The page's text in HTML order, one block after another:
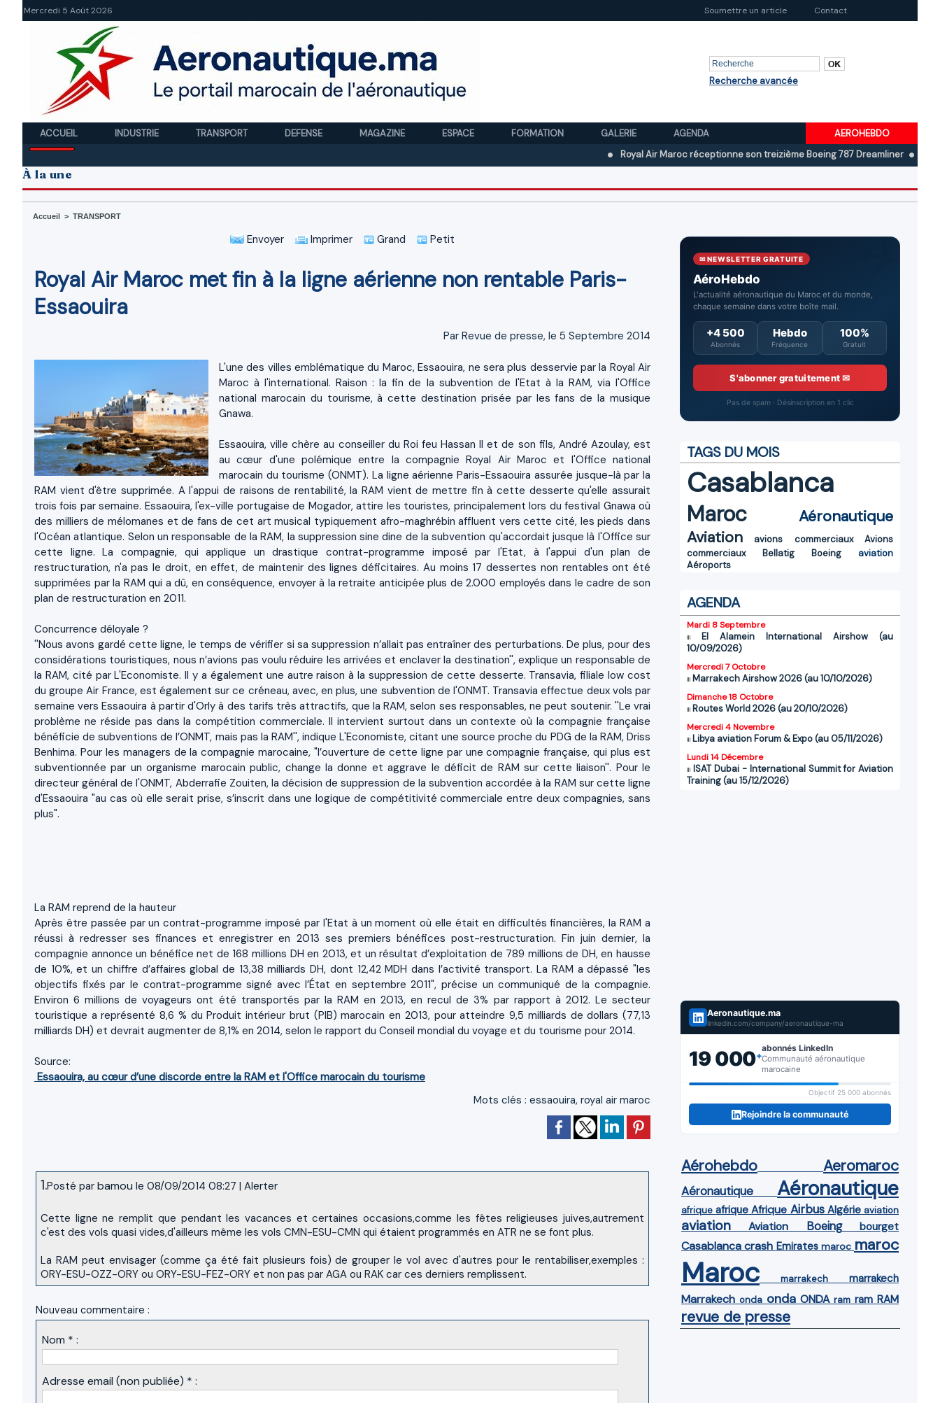
Mercredi 5 Août 2026 Soumettre un article Contact
Recherche avancée
ACCUEIL INDUSTRIE TRANSPORT DEFENSE MAGAZINE ESPACE FORMATION GALERIE AGENDA
AEROHEBDO
Royal Air Maroc réceptionne son treizième Boeing 787 Dreamliner
Boeing au
À la une
Accueil > TRANSPORT
Envoyer Imprimer Grand Petit
Royal Air Maroc met fin à la ligne aérienne non rentable Paris-
Essaouira
Par Revue de presse, le 5 Septembre 2014
L'une des villes emblématique du Maroc, Essaouira, ne sera plus desservie par la Royal Air
Maroc à l'international. Raison : la fin de la subvention de l'Etat à la RAM, via l'Office
national marocain du tourisme, à cette destination prisée par les fans de la musique
Gnawa.
Essaouira, ville chère au conseiller du Roi feu Hassan II et de son fils, André Azoulay, est
au cœur d'une polémique entre la compagnie Royal Air Maroc et l'Office national
marocain du tourisme (ONMT). La ligne aérienne Paris-Essaouira assurée jusque-là par la
RAM vient d'être supprimée. A l'appui de raisons de rentabilité, la RAM vient de mettre fin à cette desserte qu'elle assurait
trois fois par semaine. Essaouira, l'ex-ville portugaise de Mogador, attire les touristes, principalement lors du festival Gnawa où
des milliers de mélomanes et de fans de cet art musical typiquement afro-maghrébin affluent vers cette cité, les pieds dans
l'Océan atlantique. Selon un responsable de la RAM, la suppression sine dine de la subvention qu'accordait jusque là l'Office sur
cette ligne. La compagnie, qui applique un drastique contrat-programme imposé par l'Etat, à l'appui d'un plan de
restructuration, n'a pas le droit, en effet, de maintenir des lignes déficitaires. Au moins 17 dessertes non rentables ont été
supprimées par la RAM qui a dû, en conséquence, envoyer à la retraite anticipée plus de 2.000 employés dans le cadre de son
plan de restructuration en 2011.
Concurrence déloyale ?
''Nous avons gardé cette ligne, le temps de vérifier si sa suppression n’allait pas entraîner des perturbations. De plus, pour des
considérations touristiques, nous n’avions pas voulu réduire les arrivées et enclaver la destination'', explique un responsable de
la RAM, cité par L'Economiste. Il y a également une autre raison à la suppression de cette desserte. Transavia, filiale low cost
du groupe Air France, est également sur ce créneau, avec, en plus, une subvention de l'ONMT. Transavia effectue deux vols par
semaine vers Essaouira à partir d'Orly à des tarifs très attractifs, que la RAM, selon ses responsables, ne peut soutenir. ''Le vrai
problème ne réside pas dans la compétition commerciale. Il intervient surtout dans un contexte où la compagnie française
bénéficie de subventions de l’ONMT, mais pas la RAM'', indique L'Economiste, citant une source proche du PDG de la RAM, Driss
Benhima. Pour les managers de la compagnie marocaine, "l’ouverture de cette ligne par une compagnie française, qui plus est
subventionnée par un organisme marocain public, change la donne et aggrave le déficit de RAM sur cette liaison''. Pour le
directeur général de l'ONMT, Abderrafie Zouiten, la décision de suppression de la subvention accordée à la RAM sur cette ligne
d'Essaouira "au cas où elle serait prise, s’inscrit dans une logique de compétitivité commerciale entre deux compagnies, sans
plus".
La RAM reprend de la hauteur
Après être passée par un contrat-programme imposé par l'Etat à un moment où elle était en difficultés financières, la RAM a
réussi à redresser ses finances et enregistrer en 2013 ses premiers bénéfices post-restructuration. Fin juin dernier, la
compagnie annonce un bénéfice net de 168 millions DH en 2013, et un résultat d’exploitation de 789 millions de DH, en hausse
de 10%, et un chiffre d’affaires global de 13,38 milliards DH, dont 12,42 MDH dans l’activité transport. La RAM a dépassé "les
objectifs fixés par le contrat-programme signé avec l’État en septembre 2011", précise un communiqué de la compagnie.
Environ 6 millions de voyageurs ont été transportés par la RAM en 2013, en recul de 3% par rapport à 2012. Le secteur
touristique a représenté 8,6 % du Produit intérieur brut (PIB) marocain en 2013, pour atteindre 9,5 milliards de dollars (77,13
milliards DH) et devrait augmenter de 8,1% en 2014, selon le rapport du Conseil mondial du voyage et du tourisme pour 2014.
Source:
Essaouira, au cœur d’une discorde entre la RAM et l'Office marocain du tourisme
Mots clés : essaouira, royal air maroc
1.Posté par bamou le 08/09/2014 08:27 | Alerter
Cette ligne ne remplit que pendant les vacances et certaines occasions,comme les fêtes religieuses juives,autrement
c'est des vols quasi vides,d'ailleurs même les vols CMN-ESU-CMN qui étaient programmés en ATR ne se font plus.
La RAM peut envisager (comme ça été fait plusieurs fois) de grouper le vol avec d'autres pour le rentabiliser,exemples :
ORY-ESU-OZZ-ORY ou ORY-ESU-FEZ-ORY et non pas par AGA ou RAK car ces derniers remplissent.
Nouveau commentaire :
Nom * :
Adresse email (non publiée) * :
✉ NEWSLETTER GRATUITE
AéroHebdo
L'actualité aéronautique du Maroc et du monde,
chaque semaine dans votre boîte mail.
+4 500
Abonnés
Hebdo
Fréquence
100%
Gratuit
S'abonner gratuitement ✉
Pas de spam · Désinscription en 1 clic
TAGS DU MOIS
Casablanca
Maroc
Aéronautique
Aviation
avions commerciaux
Avions
commerciaux
Bellatig Boeing
aviation
Aéroports
AGENDA
Mardi 8 Septembre
El Alamein International Airshow (au
10/09/2026)
Mercredi 7 Octobre
Marrakech Airshow 2026 (au 10/10/2026)
Dimanche 18 Octobre
Routes World 2026 (au 20/10/2026)
Mercredi 4 Novembre
Libya aviation Forum & Expo (au 05/11/2026)
Lundi 14 Décembre
ISAT Dubai - International Summit for Aviation
Training (au 15/12/2026)
Aeronautique.ma
linkedin.com/company/aeronautique-ma
19 000+
abonnés LinkedIn
Communauté aéronautique
marocaine
Objectif 25 000 abonnés
Rejoindre la communauté
Aérohebdo Aeromaroc
Aéronautique Aéronautique
afrique afrique Afrique Airbus Algérie aviation
aviation Aviation Boeing bourget
Casablanca crash Emirates maroc maroc
Maroc marrakech marrakech
Marrakech onda onda ONDA ram ram RAM
revue de presse